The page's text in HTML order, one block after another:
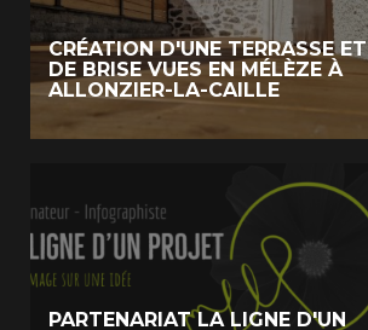
CRÉATION D'UNE TERRASSE ET
DE BRISE VUES EN MÉLÈZE À
ALLONZIER-LA-CAILLE
PARTENARIAT LA LIGNE D'UN